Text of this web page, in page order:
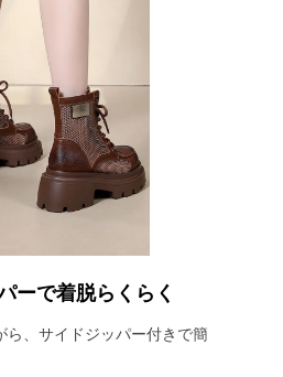
ーで着脱らくらく
ら、サイドジッパー付きで簡